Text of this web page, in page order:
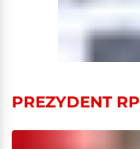
PREZYDENT RP